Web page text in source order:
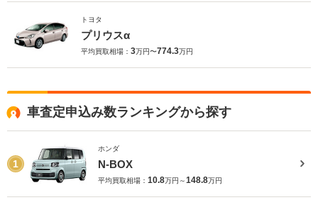
トヨタ
プリウスα
平均買取相場： 3万円〜774.3万円
車査定申込み数ランキングから探す
1
ホンダ
N-BOX
平均買取相場： 10.8万円～148.8万円